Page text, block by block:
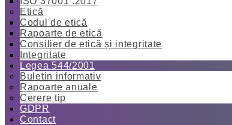
Etică
Codul de etică
Rapoarte de etică
Consilier de etică și integritate
Integritate
Legea 544/2001
Buletin informativ
Rapoarte anuale
Cerere tip
GDPR
Contact